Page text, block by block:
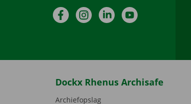
FacebookInstagramLinkedInYouTube
Dockx Rhenus Archisafe
Archiefopslag